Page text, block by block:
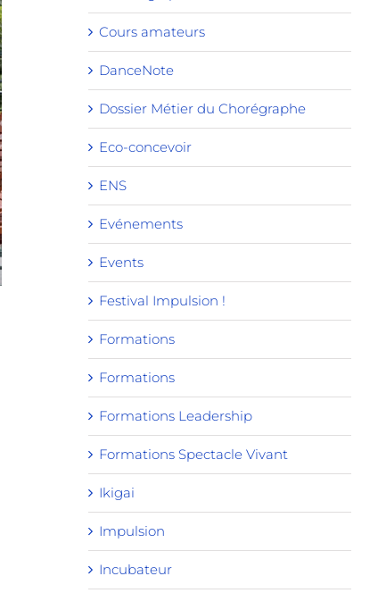
Cours amateurs
DanceNote
Dossier Métier du Chorégraphe
Eco-concevoir
ENS
Evénements
Events
Festival Impulsion !
Formations
Formations
Formations Leadership
Formations Spectacle Vivant
Ikigai
Impulsion
Incubateur